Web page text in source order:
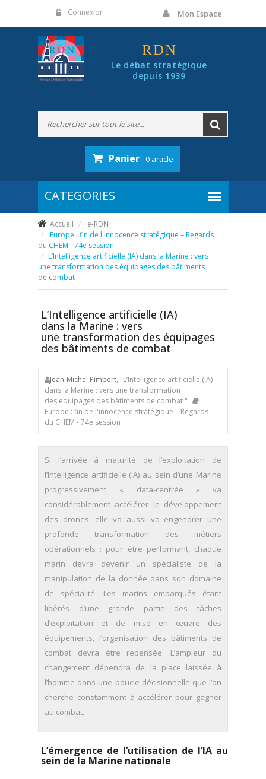
Connexion Mon Espace
RDN
Le débat stratégique
depuis 1939
Panier- 0 article
Accueil
e-RDN
Europe : fin de l'innocence stratégique – Regards
du CHEM - 74e session
L’Intelligence artificielle (IA) dans la Marine : vers
une transformation des équipages des bâtiments
de combat
L’Intelligence artificielle (IA)
dans la Marine : vers
une transformation des équipages
des bâtiments de combat
Jean-Michel Pimbert, "L’Intelligence artificielle (IA)
dans la Marine : vers une transformation
des équipages des bâtiments de combat "
Europe : fin de l'innocence stratégique – Regards
du CHEM - 74e session
Si l’arrivée à maturité de l’exploitation de
l’Intelligence artificielle (IA) au sein d’une Marine
progressivement « data-centrée » va
considérablement accélérer le développement
des drones, elle va aussi va engendrer une
profonde transformation des métiers
opérationnels : pour être performant, chaque
marin devra devenir un spécialiste de la
manipulation de la donnée dans son domaine
de spécialité. Les marins embarqués étant
libérés d’une grande partie des tâches
d’exploitation et de mise en œuvre des
équipements, l’organisation des bâtiments de
combat devra être repensée. L’ampleur du
changement dépendra de la place laissée à
l’homme dans une boucle décisionnelle que l’on
cherche constamment à accélérer pour gagner
au combat.
L’émergence de l’utilisation de l’IA au
sein de la Marine nationale